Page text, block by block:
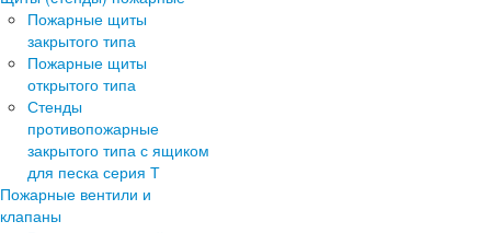
Пожарные щиты
закрытого типа
Пожарные щиты
открытого типа
Стенды
противопожарные
закрытого типа с ящиком
для песка серия Т
Пожарные вентили и
клапаны